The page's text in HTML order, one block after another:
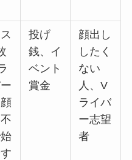
投げ
銭、イ
ベント
賞金
顔出し
したく
ない
人、V
ライバ
ー志望
者